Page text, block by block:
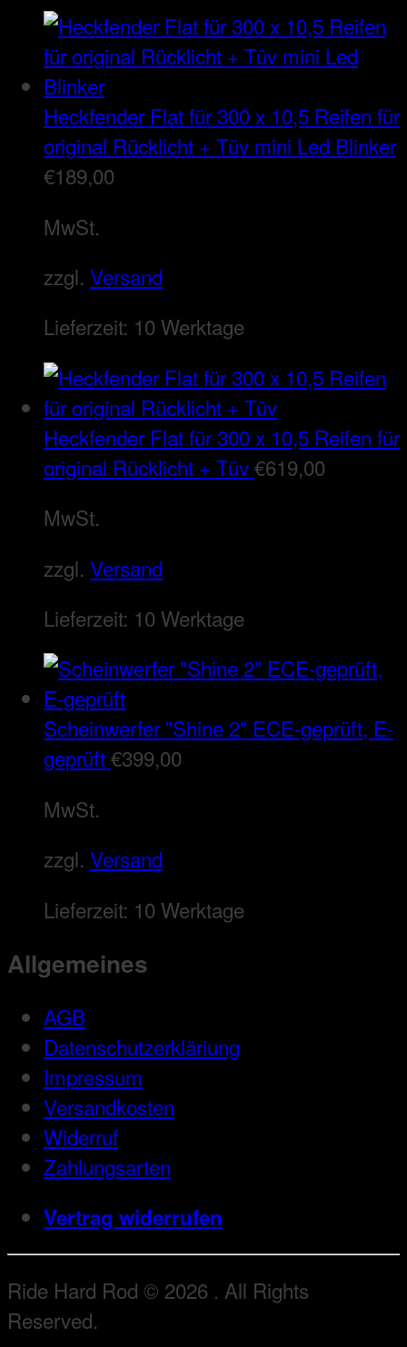
Heckfender Flat für 300 x 10,5 Reifen für
original Rücklicht + Tüv mini Led Blinker
€189,00
MwSt.
zzgl. Versand
Lieferzeit: 10 Werktage
Heckfender Flat für 300 x 10,5 Reifen für
original Rücklicht + Tüv€619,00
MwSt.
zzgl. Versand
Lieferzeit: 10 Werktage
Scheinwerfer "Shine 2" ECE-geprüft, E-
geprüft€399,00
MwSt.
zzgl. Versand
Lieferzeit: 10 Werktage
Allgemeines
AGB
Datenschutzerkläriung
Impressum
Versandkosten
Widerruf
Zahlungsarten
Vertrag widerrufen
Ride Hard Rod © 2026 . All Rights
Reserved.